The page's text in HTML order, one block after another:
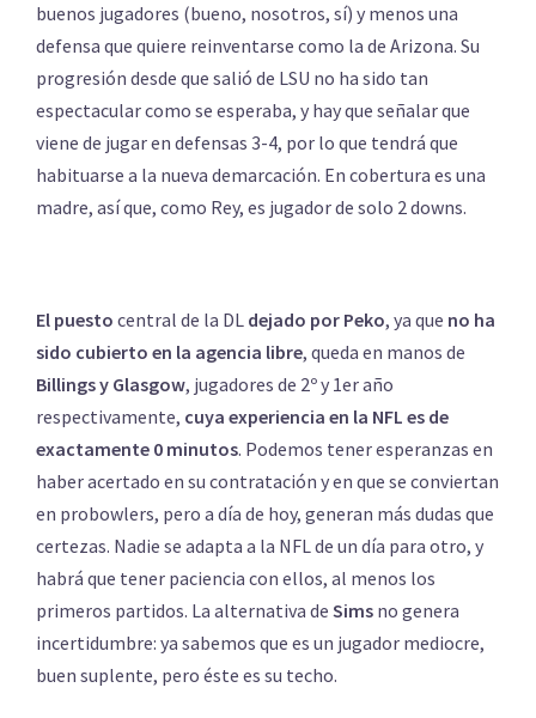
buenos jugadores (bueno, nosotros, sí) y menos una
defensa que quiere reinventarse como la de Arizona. Su
progresión desde que salió de LSU no ha sido tan
espectacular como se esperaba, y hay que señalar que
viene de jugar en defensas 3-4, por lo que tendrá que
habituarse a la nueva demarcación. En cobertura es una
madre, así que, como Rey, es jugador de solo 2 downs.
El puesto central de la DL dejado por Peko, ya que no ha
sido cubierto en la agencia libre, queda en manos de
Billings y Glasgow, jugadores de 2º y 1er año
respectivamente, cuya experiencia en la NFL es de
exactamente 0 minutos. Podemos tener esperanzas en
haber acertado en su contratación y en que se conviertan
en probowlers, pero a día de hoy, generan más dudas que
certezas. Nadie se adapta a la NFL de un día para otro, y
habrá que tener paciencia con ellos, al menos los
primeros partidos. La alternativa de Sims no genera
incertidumbre: ya sabemos que es un jugador mediocre,
buen suplente, pero éste es su techo.